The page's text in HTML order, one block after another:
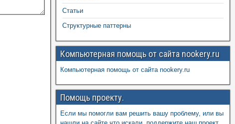
Статьи
Структурные паттерны
Компьютерная помощь от сайта nookery.ru
Компьютерная помощь от сайта nookery.ru
Помощь проекту.
Если мы помогли вам решить вашу проблему, или вы